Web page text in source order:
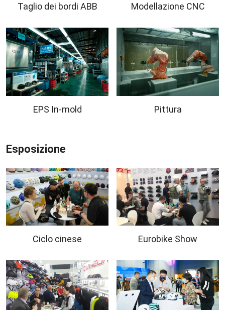
Taglio dei bordi ABB Modellazione CNC
EPS In-mold Pittura
Esposizione
Ciclo cinese Eurobike Show